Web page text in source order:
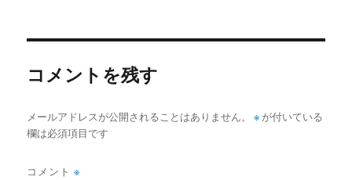
コメントを残す
メールアドレスが公開されることはありません。 ※ が付いている
欄は必須項目です
コメント※